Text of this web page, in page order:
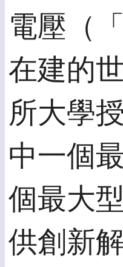
電壓（
在建的
所大學
中一個
個最大
供創新